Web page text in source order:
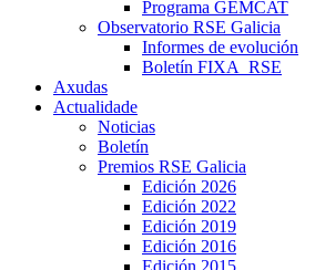
Programa GEMCAT
Observatorio RSE Galicia
Informes de evolución
Boletín FIXA_RSE
Axudas
Actualidade
Noticias
Boletín
Premios RSE Galicia
Edición 2026
Edición 2022
Edición 2019
Edición 2016
Edición 2015